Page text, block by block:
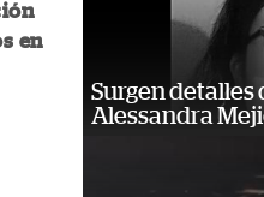
en
Surgen
Alessandra